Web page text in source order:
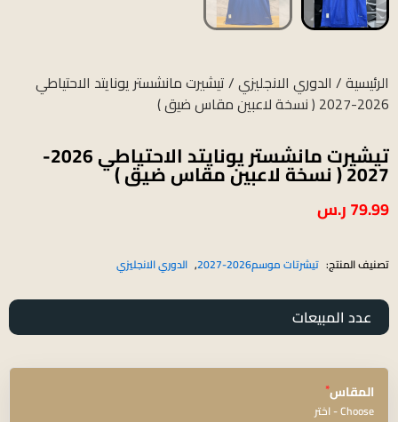
الرئيسية/ الدوري الانجليزي/ تيشيرت مانشستر يونايتد الاحتياطي
2026-2027 ( نسخة لاعبين مقاس ضيق )
تيشيرت مانشستر يونايتد الاحتياطي 2026-
2027 ( نسخة لاعبين مقاس ضيق )
79.99ر.س
تصنيف المنتج: تيشرتات موسم2026-2027 , الدوري الانجليزي
عدد المبيعات
المقاس*
Choose - اختر